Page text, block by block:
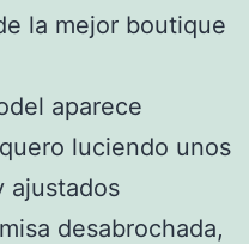
la mejor boutique
aparece
luciendo unos
ajustados
desabrochada,